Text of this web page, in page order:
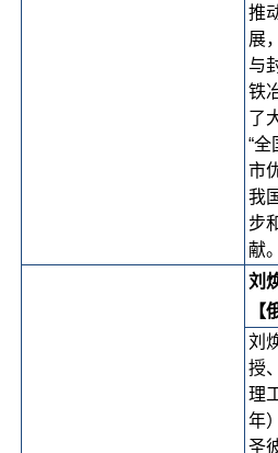
推
展
与
铁
了
“全
市
我
步
献。
刘
【
刘
授
理
年
圣